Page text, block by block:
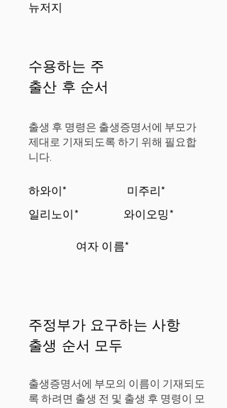
뉴저지
수용하는 주
출산 후 순서
출생 후 명령은 출생증명서에 부모가
제대로 기재되도록 하기 위해 필요합
니다.
하와이*
일리노이*
미주리*
와이오밍*
여자 이름*
주정부가 요구하는 사항
출생 순서 모두
출생증명서에 부모의 이름이 기재되도
록 하려면 출생 전 및 출생 후 명령이 모